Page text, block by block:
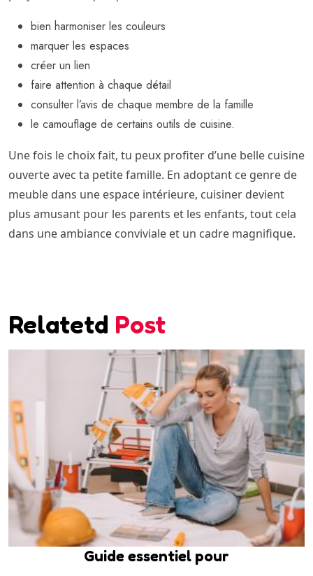
bien harmoniser les couleurs
marquer les espaces
créer un lien
faire attention à chaque détail
consulter l’avis de chaque membre de la famille
le camouflage de certains outils de cuisine.
Une fois le choix fait, tu peux profiter d’une belle cuisine
ouverte avec ta petite famille. En adoptant ce genre de
meuble dans une espace intérieure, cuisiner devient
plus amusant pour les parents et les enfants, tout cela
dans une ambiance conviviale et un cadre magnifique.
Relatetd Post
Guide essentiel pour